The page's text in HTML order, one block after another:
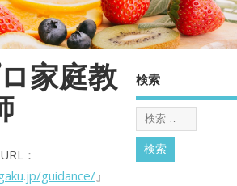
家庭教
：
guidance/』
検索